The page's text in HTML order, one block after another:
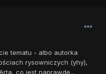
tematu - albo autorka
rysowniczych (yhy),
co jest naprawdę...